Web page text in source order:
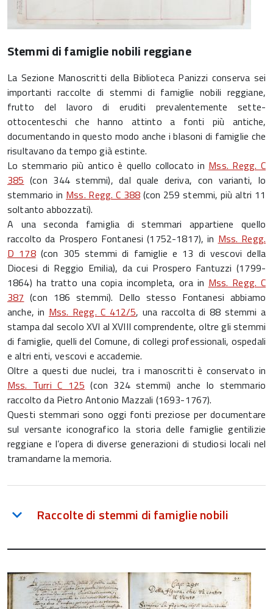
Stemmi di famiglie nobili reggiane
La Sezione Manoscritti della Biblioteca Panizzi conserva sei
importanti raccolte di stemmi di famiglie nobili reggiane,
frutto del lavoro di eruditi prevalentemente sette-
ottocenteschi che hanno attinto a fonti più antiche,
documentando in questo modo anche i blasoni di famiglie che
risultavano da tempo già estinte.
Lo stemmario più antico è quello collocato in Mss. Regg. C
385 (con 344 stemmi), dal quale deriva, con varianti, lo
stemmario in Mss. Regg. C 388 (con 259 stemmi, più altri 11
soltanto abbozzati).
A una seconda famiglia di stemmari appartiene quello
raccolto da Prospero Fontanesi (1752-1817), in Mss. Regg.
D 178(con 305 stemmi di famiglie e 13 di vescovi della
Diocesi di Reggio Emilia), da cui Prospero Fantuzzi (1799-
1864) ha tratto una copia incompleta, ora in Mss. Regg. C
387 (con 186 stemmi). Dello stesso Fontanesi abbiamo
anche, in Mss. Regg. C 412/5, una raccolta di 88 stemmi a
stampa dal secolo XVI al XVIII comprendente, oltre gli stemmi
di famiglie, quelli del Comune, di collegi professionali, ospedali
e altri enti, vescovi e accademie.
Oltre a questi due nuclei, tra i manoscritti è conservato in
Mss. Turri C 125 (con 324 stemmi) anche lo stemmario
raccolto da Pietro Antonio Mazzali (1693-1767).
Questi stemmari sono oggi fonti preziose per documentare
sul versante iconografico la storia delle famiglie gentilizie
reggiane e l’opera di diverse generazioni di studiosi locali nel
tramandarne la memoria.
Raccolte di stemmi di famiglie nobili